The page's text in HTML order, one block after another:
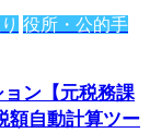
役所・公的手
ン【元税務課
額自動計算ツー